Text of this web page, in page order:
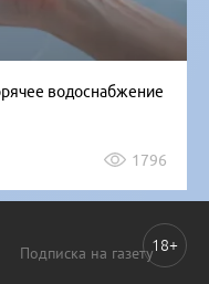
водоснабжение
1796
Подписка на газету18+